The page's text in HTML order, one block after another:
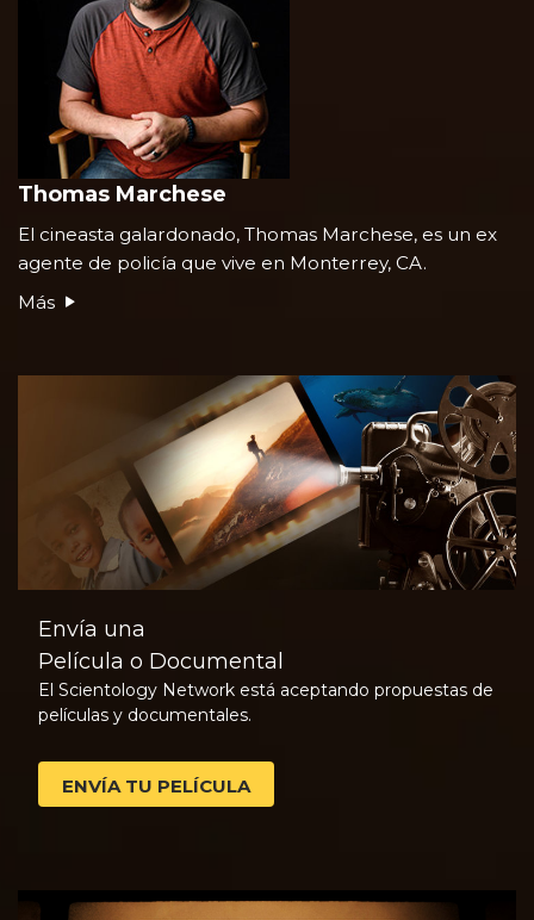
Thomas Marchese
El cineasta galardonado, Thomas Marchese, es un ex
agente de policía que vive en Monterrey, CA.
Más
Envía una
Película o Documental
El Scientology Network está aceptando propuestas de
películas y documentales.
ENVÍA TU PELÍCULA